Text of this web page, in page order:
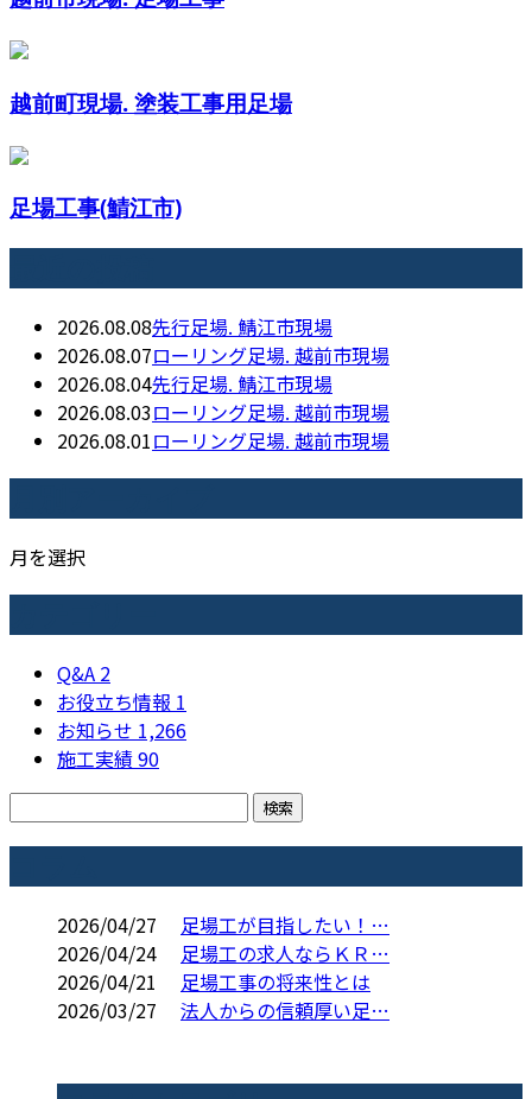
越前町現場. 塗装工事用足場
足場工事(鯖江市)
2026.08.08先行足場. 鯖江市現場
2026.08.07ローリング足場. 越前市現場
2026.08.04先行足場. 鯖江市現場
2026.08.03ローリング足場. 越前市現場
2026.08.01ローリング足場. 越前市現場
月を選択
Q&A 2
お役立ち情報 1
お知らせ 1,266
施工実績90
2026/04/27
足場工が目指したい！…
2026/04/24
足場工の求人ならＫＲ…
2026/04/21
足場工事の将来性とは
2026/03/27
法人からの信頼厚い足…